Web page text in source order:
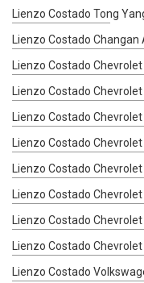
Lienzo Costado Tong
Lienzo Costado Changan
Lienzo Costado
Lienzo Costado
Lienzo Costado
Lienzo Costado
Lienzo Costado
Lienzo Costado
Lienzo Costado
Lienzo Costado
Lienzo Costado